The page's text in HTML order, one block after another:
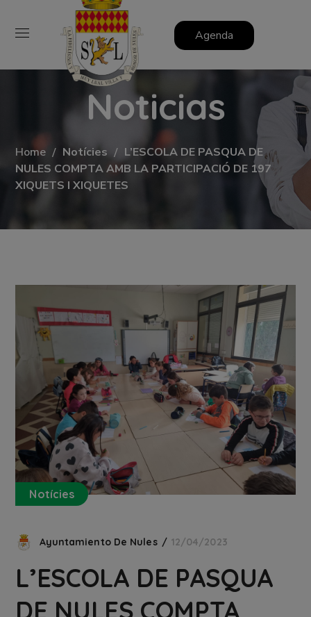
Agenda
Noticias
Home Notícies
L’ESCOLA DE PASQUA DE
NULES COMPTA AMB LA PARTICIPACIÓ DE 197
XIQUETS I XIQUETES
Notícies
Ayuntamiento De Nules 12/04/2023
L’ESCOLA DE PASQUA
DE NULES COMPTA